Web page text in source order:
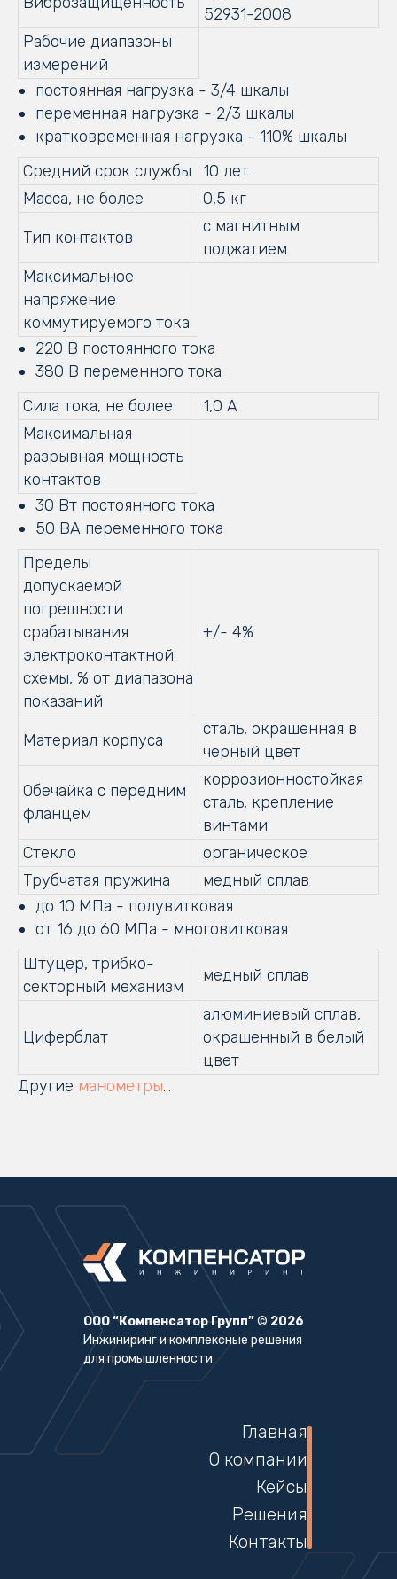
52931-2008
Рабочие диапазоны
измерений
постоянная нагрузка - 3/4 шкалы
переменная нагрузка - 2/3 шкалы
кратковременная нагрузка - 110% шкалы
Средний срок службы
10 лет
Масса, не более
0,5 кг
Тип контактов
с магнитным
поджатием
Максимальное
напряжение
коммутируемого тока
220 В постоянного тока
380 В переменного тока
Сила тока, не более
1,0 А
Максимальная
разрывная мощность
контактов
30 Вт постоянного тока
50 ВА переменного тока
Пределы
допускаемой
погрешности
срабатывания
электроконтактной
схемы, % от диапазона
показаний
+/- 4%
Материал корпуса
сталь, окрашенная в
черный цвет
Обечайка с передним
фланцем
коррозионностойкая
сталь, крепление
винтами
Стекло
органическое
Трубчатая пружина
медный сплав
до 10 МПа - полувитковая
от 16 до 60 МПа - многовитковая
Штуцер, трибко-
секторный механизм
медный сплав
Циферблат
алюминиевый сплав,
окрашенный в белый
цвет
Другие манометры...
ООО “Компенсатор Групп”© 2026
Инжиниринг и комплексные решения
для промышленности
Главная
О компании
Кейсы
Решения
Контакты